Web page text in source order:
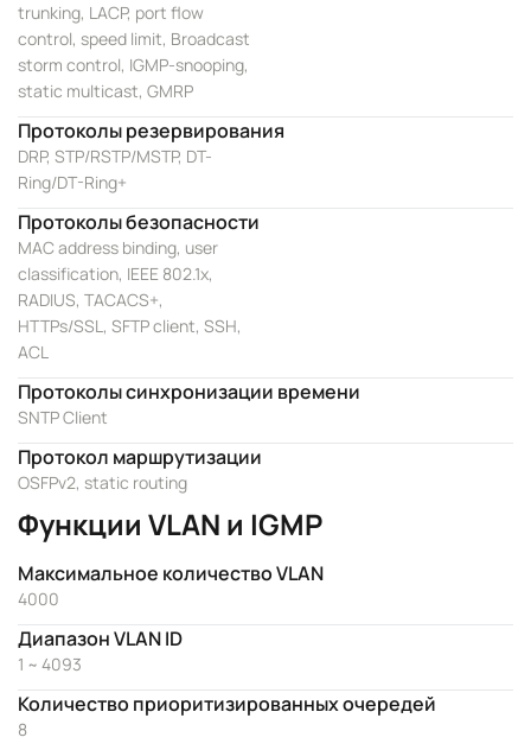
trunking, LACP, port flow
control, speed limit, Broadcast
storm control, IGMP-snooping,
static multicast, GMRP
Протоколы резервирования
DRP, STP/RSTP/MSTP, DT-
Ring/DT-Ring+
Протоколы безопасности
MAC address binding, user
classification, IEEE 802.1x,
RADIUS, TACACS+,
HTTPs/SSL, SFTP client, SSH,
ACL
Протоколы синхронизации времени
SNTP Client
Протокол маршрутизации
OSFPv2, static routing
Функции VLAN и IGMP
Максимальное количество VLAN
4000
Диапазон VLAN ID
1 ~ 4093
Количество приоритизированных очередей
8